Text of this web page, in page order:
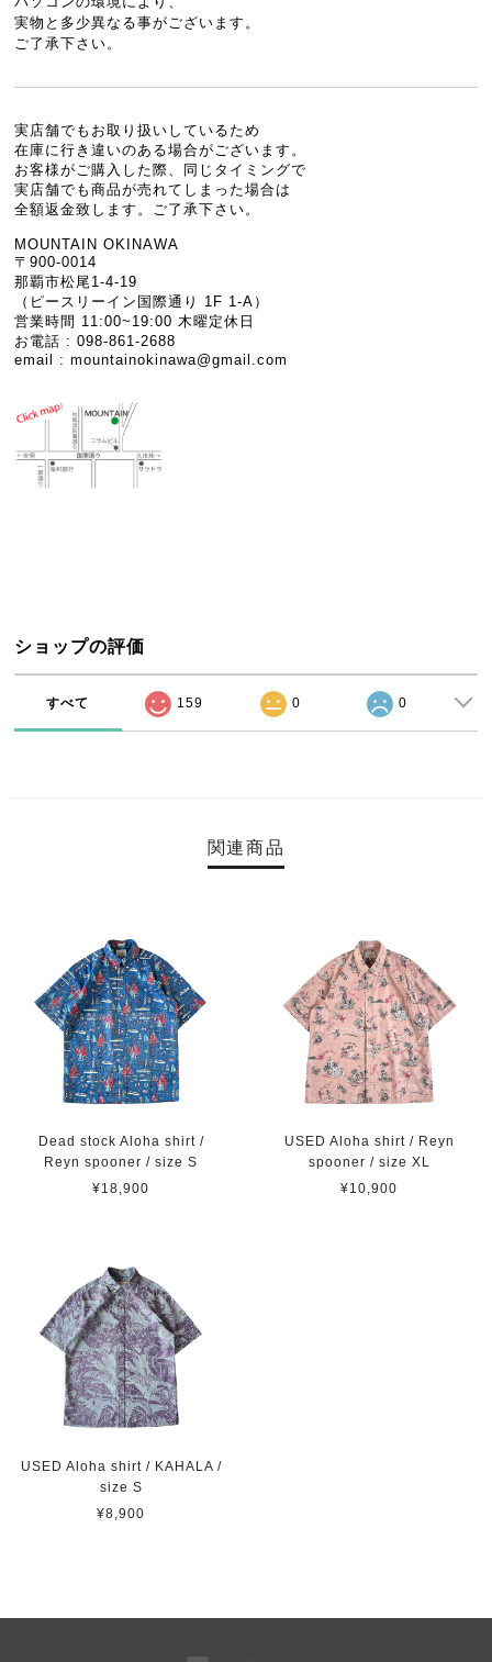
実物と多少異なる事がございます。
ご了承下さい。
実店舗でもお取り扱いしているため
在庫に行き違いのある場合がございます。
お客様がご購入した際、同じタイミングで
実店舗でも商品が売れてしまった場合は
全額返金致します。ご了承下さい。
MOUNTAIN OKINAWA
〒900-0014
那覇市松尾1-4-19
（ピースリーイン国際通り 1F 1-A）
営業時間 11:00~19:00 木曜定休日
お電話 : 098-861-2688
email :mountainokinawa@gmail.com
ショップの評価
すべて 159 0 0
関連商品
Dead stock Aloha shirt /
Reyn spooner / size S
¥18,900
USED Aloha shirt / Reyn
spooner / size XL
¥10,900
USED Aloha shirt / KAHALA /
size S
¥8,900